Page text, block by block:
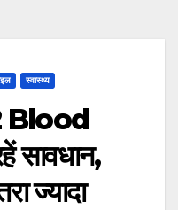
स्वास्थ्य
Blood
सावधान,
ज्‍यादा